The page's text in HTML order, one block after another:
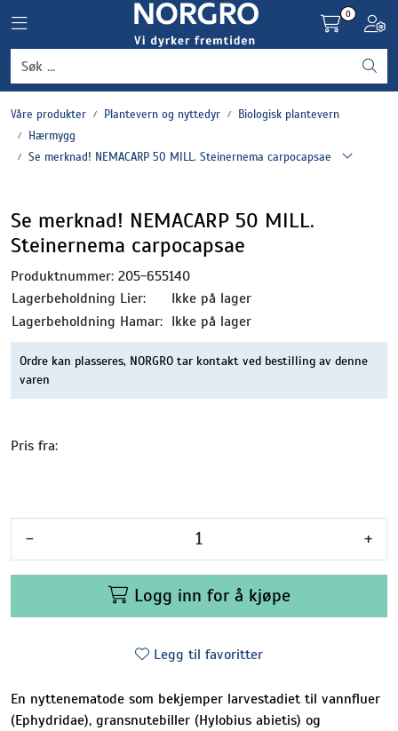
Toggle navigation
0
Våre produkter Plantevern og nyttedyr
Biologisk plantevern
Hærmygg
Se merknad! NEMACARP 50 MILL. Steinernema carpocapsae
Se merknad! NEMACARP 50 MILL.
Steinernema carpocapsae
Produktnummer: 205-655140
Lagerbeholdning Lier:
Ikke på lager
Lagerbeholdning Hamar: Ikke på lager
Ordre kan plasseres, NORGRO tar kontakt ved bestilling av denne
varen
Pris fra:
- +
Logg inn for å kjøpe
Legg til favoritter
En nyttenematode som bekjemper larvestadiet til vannfluer
(Ephydridae), gransnutebiller (Hylobius abietis) og
Grønnsaker
Settepotet og setteløk
Plantevern og nyttedyr
Blomster, potter og brett
Driftsmidler